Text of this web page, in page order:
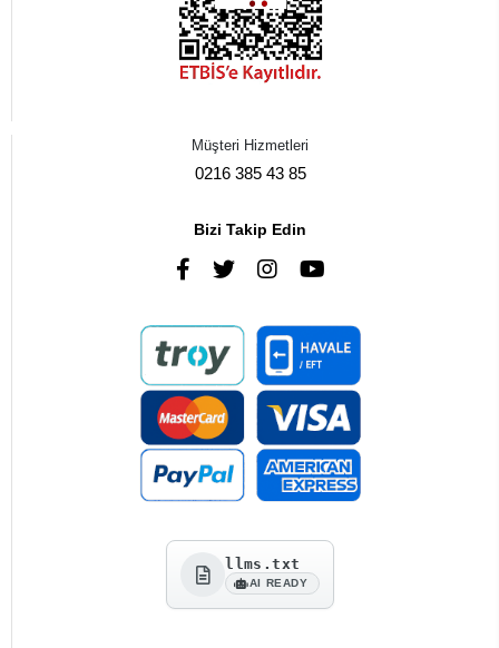
Müşteri Hizmetleri
0216 385 43 85
Bizi Takip Edin
llms.txt
AI READY